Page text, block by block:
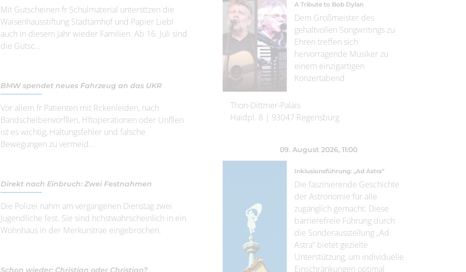
Mit Gutscheinen fr Schulmaterial untersttzen die
Waisenhausstiftung Stadtamhof und Papier Liebl
auch in diesem Jahr wieder Familien. Ab 16. Juli sind
die Gutsc...
BMW spendet neues Fahrzeug an das UKR
Vor allem fr Patienten mit Rckenleiden, nach
Bandscheibenvorfllen, Hftoperationen oder Unfllen
ist es wichtig, Haltungsfehler und falsche
Bewegungen zu vermeid...
Direkt nach Einbruch: Zwei Festnahmen
Die Polizei nahm am vergangenen Dienstag zwei
Jugendliche fest. Sie sind hchstwahrscheinlich in ein
Wohnhaus in der Merkurstrae eingebrochen.
A Tribute to Bob Dylan
Dem Großmeister des
gehaltvollen Songwritings zu
Ehren treffen sich
hervorragende Musiker zu
einem einzigartigen
Konzertabend
Thon-Dittmer-Palais
Haidpl. 8 | 93047 Regensburg
09. August 2026, 11:00
Inklusionsführung: „Ad Astra“
Die faszinierende Geschichte
der Astronomie für alle
zugänglich gemacht: Diese
barrierefreie Führung durch
die Sonderausstellung „Ad
Astra“ bietet gezielte
Unterstützung, um individuelle
Einschränkungen optimal